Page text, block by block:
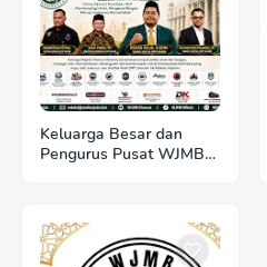
Keluarga Besar dan
Pengurus Pusat WJMB
Indonesia